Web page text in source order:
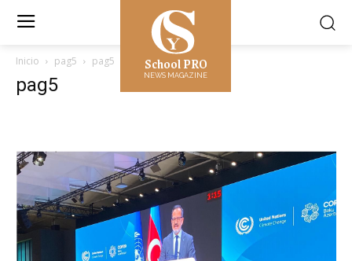
School PRO
NEWS MAGAZINE
Inicio pag5 pag5
pag5